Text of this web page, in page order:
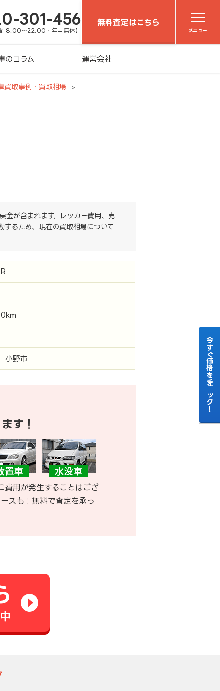
301-456
8:00～22:00・年中無休】
無料査定はこちら
メニュー
のコラム 運営会社
買取事例・買取相場
金が含まれます。レッカー費用、売
するため、現在の買取相場について
小野市
す！
費用が発生することはござ
スも！無料で査定を承っ
今すぐ価格をチェック！